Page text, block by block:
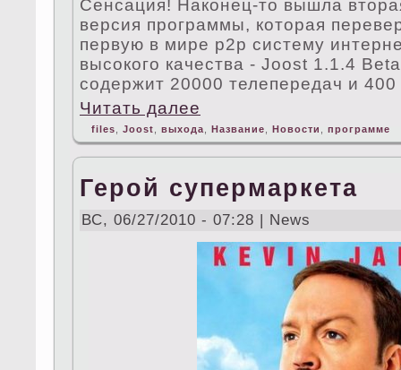
Сенсация! Наконец-то вышла
версия программы, которая
первую в мире p2p систему
высокого качества - Joost 1.1.4
содержит 20000 телепередач и 400
Читать далее
files Joost выхода Название Новости программе
Герой супермаркета
ВС, 06/27/2010 - 07:28 | News